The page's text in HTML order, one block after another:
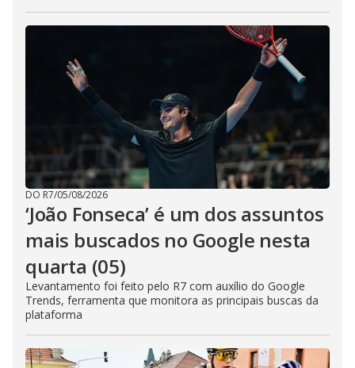
DO R7/05/08/2026
‘João Fonseca’ é um dos assuntos
mais buscados no Google nesta
quarta (05)
Levantamento foi feito pelo R7 com auxílio do Google
Trends, ferramenta que monitora as principais buscas da
plataforma